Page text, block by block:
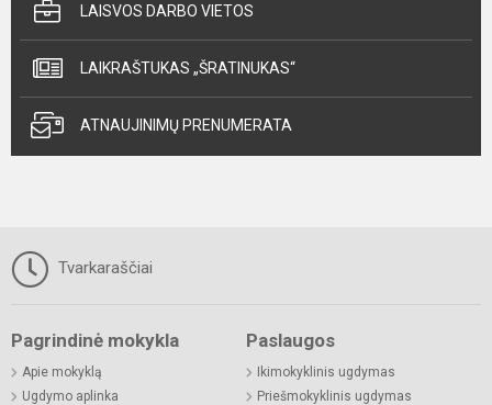
LAISVOS DARBO VIETOS
LAIKRAŠTUKAS „ŠRATINUKAS“
ATNAUJINIMŲ PRENUMERATA
Tvarkaraščiai
Pagrindinė mokykla
Apie mokyklą
Ugdymo aplinka
Paslaugos
Ikimokyklinis ugdymas
Priešmokyklinis ugdymas